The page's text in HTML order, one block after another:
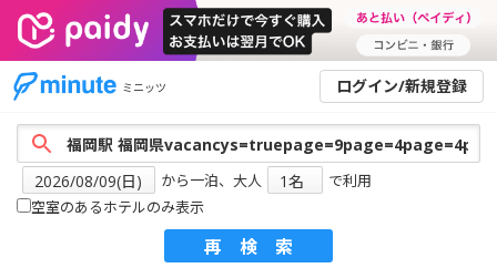
ミニッツ ログイン/新規登録
から一泊、大人
で利用
空室のあるホテルのみ表示
再検索